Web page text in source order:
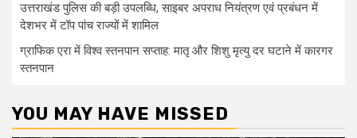
उत्तराखंड पुलिस की बड़ी उपलब्धि, साइबर अपराध नियंत्रण एवं प्रबंधन में
देशभर में टॉप पांच राज्यों में शामिल
ग्राफिक एरा में विश्व स्तनपान सप्ताह: मातृ और शिशु मृत्यु दर घटाने में कारगर
स्तनपान
YOU MAY HAVE MISSED